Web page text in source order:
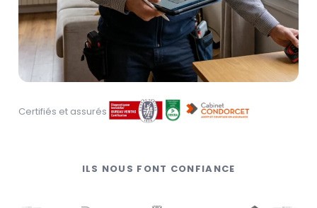
Certifiés et assurés
ILS NOUS FONT CONFIANCE